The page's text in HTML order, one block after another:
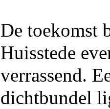
De toekomst
Huisstede
verrassend.
dichtbundel